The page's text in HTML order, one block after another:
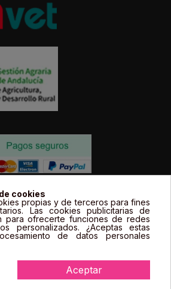
estás expresados en Euros e
las marcas, logotipos y fotos de
legal de sus propietarios y
a título informativo.
cookies
propias y de terceros para fines
Las cookies publicitarias de
para ofrecerte funciones de redes
personalizados. ¿Aceptas estas
de datos personales
Aceptar